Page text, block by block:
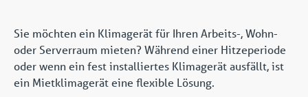
Sie möchten ein Klimagerät für Ihren Arbeits-, Wohn-
oder Serverraum mieten? Während einer Hitzeperiode
oder wenn ein fest installiertes Klimagerät ausfällt, ist
ein Mietklimagerät eine flexible Lösung.